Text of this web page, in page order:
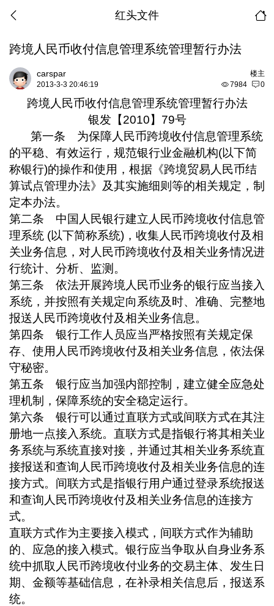
红头文件
跨境人民币收付信息管理系统管理暂行办法
楼主
carspar
7984 0
2013-3-3 20:46:19
跨境人民币收付信息管理系统管理暂行办法
银发【2010】 79号
第一条 为保障人民币跨境收付信息管理系统
的平稳、有效运行，规范银行业金融机构(以下简
称银行)的操作和使用，根据《跨境贸易人民币结
算试点管理办法》及其实施细则等的相关规定，制
定本办法。
第二条 中国人民银行建立人民币跨境收付信息管
理系统 (以下简称系统) ，收集人民币跨境收付及相
关业务信息，对人民币跨境收付及相关业务情况进
行统计、分析、监测。
第三条 依法开展跨境人民币业务的银行应当接入
系统，并按照有关规定向系统及时、准确、完整地
报送人民币跨境收付及相关业务信息。
第四条 银行工作人员应当严格按照有关规定保
存、使用人民币跨境收付及相关业务信息，依法保
守秘密。
第五条 银行应当加强内部控制，建立健全应急处
理机制，保障系统的安全稳定运行。
第六条 银行可以通过直联方式或间联方式在其注
册地一点接入系统。直联方式是指银行将其相关业
务系统与系统直接对接，并通过其相关业务系统直
接报送和查询人民币跨境收付及相关业务信息的连
接方式。间联方式是指银行用户通过登录系统报送
和查询人民币跨境收付及相关业务信息的连接方
式。
直联方式作为主要接入模式，间联方式作为辅助
的、应急的接入模式。银行应当争取从自身业务系
统中抓取人民币跨境收付业务的交易主体、发生日
期、金额等基础信息，在补录相关信息后，报送系
统。